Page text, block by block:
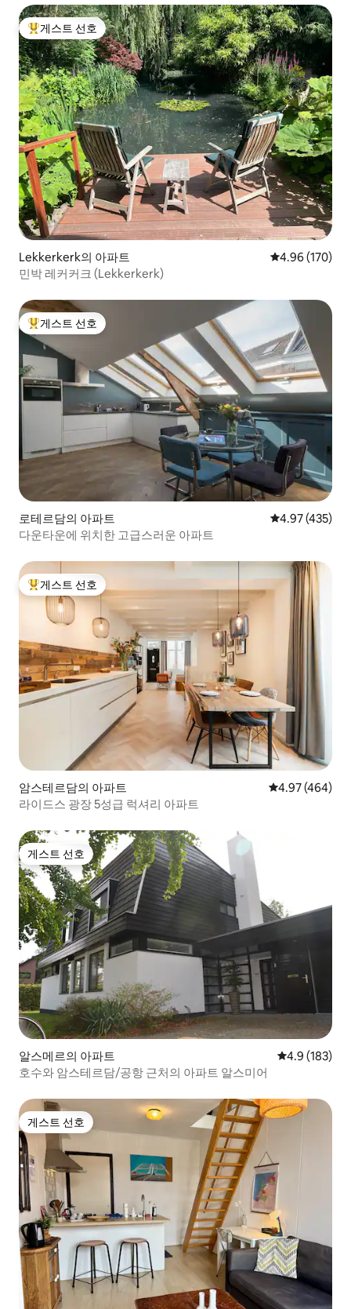
상위 게스트 선호
게스트 선호
Lekkerkerk의 아파트 평점 4.96점(5
4.96 (170)
민박 레커커크 (Lekkerkerk)
상위 게스트 선호
게스트 선호
로테르담의 아파트 평점 4.97점(5
4.97 (435)
다운타운에 위치한 고급스러운 아파트
상위 게스트 선호
게스트 선호
암스테르담의 아파트 평점 4.97점(5
4.97 (464)
라이드스 광장 5성급 럭셔리 아파트
게스트 선호
게스트 선호
알스메르의 아파트 평점 4.9점(5
4.9 (183)
호수와 암스테르담/공항 근처의 아파트 알스미어
게스트 선호
게스트 선호